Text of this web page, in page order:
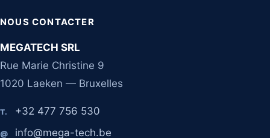
NOUS CONTACTER
MEGATECH SRL
Rue Marie Christine 9
1020 Laeken — Bruxelles
T. +32 477 756 530
@ info@mega-tech.be